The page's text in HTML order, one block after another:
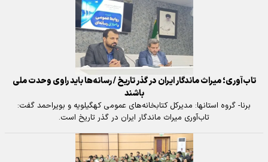
تاب‌آوری؛ میراث ماندگار ایران در گذر تاریخ / رسانه‌ها باید راوی وحدت ملی
باشند
برنا- گروه استانها: مدیرکل کتابخانه‌های عمومی کهگیلویه و بویراحمد گفت:
تاب‌آوری میراث ماندگار ایران در گذر تاریخ است.